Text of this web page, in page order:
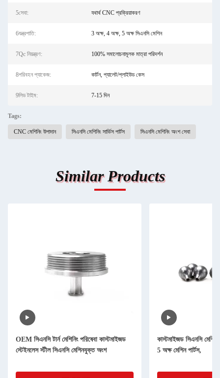
5সেবা: যথার্থ CNC প্রক্রিয়াকরণ
6যন্ত্রপাতি: 3 অক্ষ, 4 অক্ষ, 5 অক্ষ সিএনসি মেশিন
7Qc নিয়ন্ত্রণ: 100% সমালোচনামূলক মাত্রা পরিদর্শন
8পরিবহন প্যাকেজ: কার্টন, প্যালেট/প্লাইউড কেস
9লিড টাইম: 7-15 দিন
Tags:
CNC মেশিনিং উপাদান সিএনসি মেশিনিং সার্ভিস পার্টস সিএনসি মেশিনিং অংশ সেবা
Similar Products
OEM সিএনসি টার্ন মেশিনিং পরিষেবা কাস্টমাইজড
স্টেইনলেস স্টীল সিএনসি মেশিনযুক্ত অংশ
কাস্টমাইজড সিএনসি মেশিন
5 অক্ষ মেশিন পার্টস,